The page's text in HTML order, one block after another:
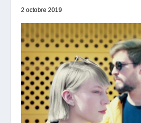
2 octobre 2019